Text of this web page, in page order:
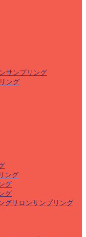
サンプリング
ング
ング
グ
グ
グサロンサンプリング